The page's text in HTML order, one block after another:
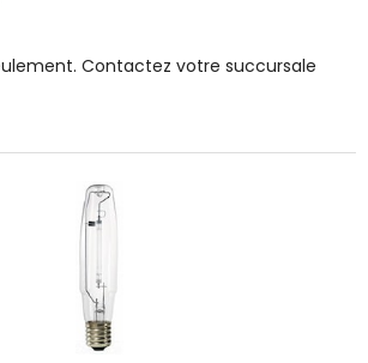
Contactez votre succursale